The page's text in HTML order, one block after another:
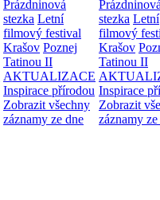
Prázdninová
stezka Letní
filmový festival
Krašov Poznej
Tatinou II
AKTUALIZACE
Inspirace přírodou
Zobrazit všechny
záznamy ze dne
stezka Letní
filmový
Krašov
Tatinou II
Inspirace
Zobrazit
záznamy